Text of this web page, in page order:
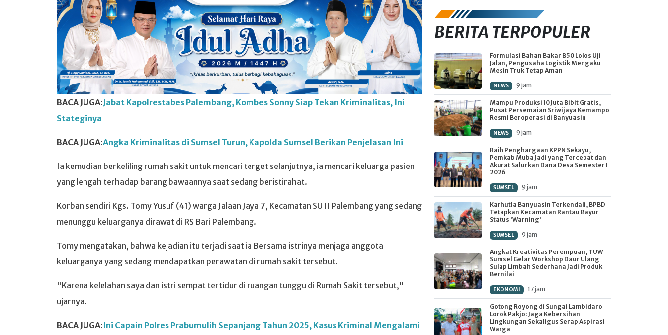
BACA JUGA:Jabat Kapolrestabes Palembang, Kombes Sonny Siap Tekan Kriminalitas, Ini
Stateginya
BACA JUGA:Angka Kriminalitas di Sumsel Turun, Kapolda Sumsel Berikan Penjelasan Ini
Ia kemudian berkeliling rumah sakit untuk mencari terget selanjutnya, ia mencari keluarga pasien
yang lengah terhadap barang bawaannya saat sedang beristirahat.
Korban sendiri Kgs. Tomy Yusuf (41) warga Jalaan Jaya 7, Kecamatan SU II Palembang yang sedang
menunggu keluarganya dirawat di RS Bari Palembang.
Tomy mengatakan, bahwa kejadian itu terjadi saat ia Bersama istrinya menjaga anggota
keluarganya yang sedang mendapatkan perawatan di rumah sakit tersebut.
"Karena kelelahan saya dan istri sempat tertidur di ruangan tunggu di Rumah Sakit tersebut,"
ujarnya.
BACA JUGA:Ini Capain Polres Prabumulih Sepanjang Tahun 2025, Kasus Kriminal Mengalami
BERITA TERPOPULER
Formulasi Bahan Bakar B50 Lolos Uji
Jalan, Pengusaha Logistik Mengaku
Mesin Truk Tetap Aman
NEWS 9 jam
Mampu Produksi 10 Juta Bibit Gratis,
Pusat Persemaian Sriwijaya Kemampo
Resmi Beroperasi di Banyuasin
NEWS 9 jam
Raih Penghargaan KPPN Sekayu,
Pemkab Muba Jadi yang Tercepat dan
Akurat Salurkan Dana Desa Semester I
2026
SUMSEL 9 jam
Karhutla Banyuasin Terkendali, BPBD
Tetapkan Kecamatan Rantau Bayur
Status 'Warning'
SUMSEL 9 jam
Angkat Kreativitas Perempuan, TUW
Sumsel Gelar Workshop Daur Ulang
Sulap Limbah Sederhana Jadi Produk
Bernilai
EKONOMI 17 jam
Gotong Royong di Sungai Lambidaro
Lorok Pakjo: Jaga Kebersihan
Lingkungan Sekaligus Serap Aspirasi
Warga